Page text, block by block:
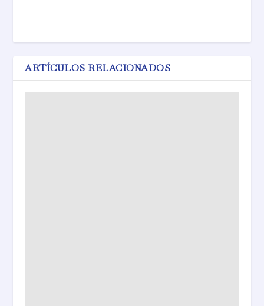
ARTÍCULOS RELACIONADOS